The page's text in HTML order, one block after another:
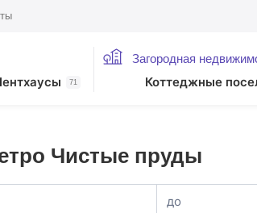
71
Загородная
Коттеджные
Чистые пруды
до